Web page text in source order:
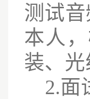
测试
本人
装、
2.面